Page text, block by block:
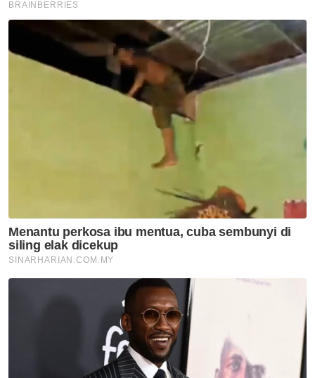
dikeluarkan oleh Menteri Besar bertarikh 17
April lalu yang disifatkan salah dan
bercanggah dengan Undang-Undang Tubuh
Kerajaan Negeri Sembilan 1959 dan adat
Sungei Ujong.
Mereka juga menasihatkan semua pihak
supaya merujuk terus kepada Balai Undang
Sungei Ujong atau Datuk-Datuk Lembaga
Adat yang sah berkenaan dengan Undang
Bagaimanapun, setakat ini belum ada
kenyataan rasmi daripada pihak Istana Besar
Seri Menanti mahupun Tuanku Muhriz sendiri
berhubung pengisytiharan berkenaan.
Muat turun aplikasi Sinar Harian.